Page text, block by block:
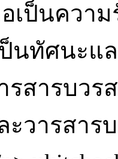
เป็นควา
นทัศนะแ
รสารบว
ะวารสา